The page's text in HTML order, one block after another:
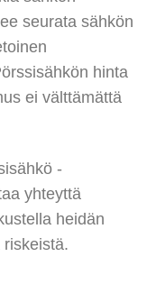
seurata sähkön
hinta
ei välttämättä
-
yhteyttä
heidän